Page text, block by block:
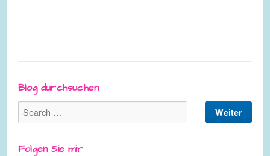
Blog durchsuchen
Folgen Sie mir